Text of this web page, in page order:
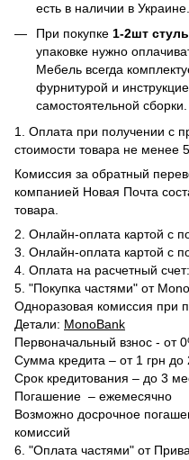
есть в наличии в Украине.
При покупке 1-2шт
упаковке нужно
Мебель всегда
фурнитурой и
самостоятельной сборки.
1. Оплата при получении с
стоимости товара не менее
Комиссия за обратный
компанией Новая Почта
товара.
2. Онлайн-оплата картой с
3. Онлайн-оплата картой с
4. Оплата на расчетный счет:
5. "Покупка частями" от
Одноразовая комиссия при
Детали: MonoBank
Первоначальный взнос - от
Сумма кредита – от 1 грн до
Срок кредитования – до 3
Погашение – ежемесячно
Возможно досрочное
комиссий
6. "Оплата частями" от